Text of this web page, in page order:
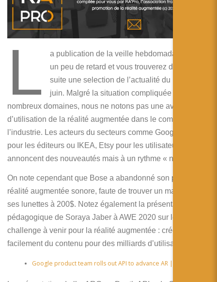
L
a publication de la veille hebdomadaire à pris
un peu de retard et vous trouverez dans la
suite une selection de l’actualité du mois de
juin. Malgré la situation compliquée dans de
nombreux domaines, nous ne notons pas une avalanche
d’utilisation de la réalité augmentée dans le commerce ou
l’industrie. Les acteurs du secteurs comme Google, Apple
pour les éditeurs ou IKEA, Etsy pour les utilisateurs,
annoncent des nouveautés mais à un rythme « normal ».
On note cependant que Bose a abandonné son projet de
réalité augmentée sonore, faute de trouver un marché à
ses lunettes à 200$. Notez également la présentation très
pédagogique de Soraya Jaber à AWE 2020 sur le gros
challenge à venir pour la réalité augmentée : créer
facilement du contenu pour des milliards d’utilisateurs !
Google product team rolls out API to advance AR | ZDNet